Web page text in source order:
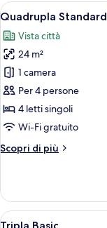
Apri
tutte
le
foto
per
Quadrupla
Standard
1
Quadrupla Standard
Vista città
24 m²
1 camera
Per 4 persone
4 letti singoli
Wi-Fi gratuito
Scopri di più
Altri
Standard
Apri
1